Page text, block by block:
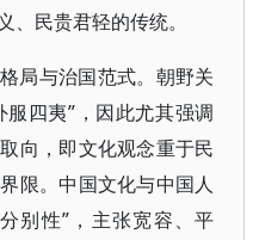
民贵君轻的传统。
局与治国范式。朝野关
服四夷”，因此尤其强调
向，即文化观念重于民
限。中国文化与中国人
别性”，主张宽容、平